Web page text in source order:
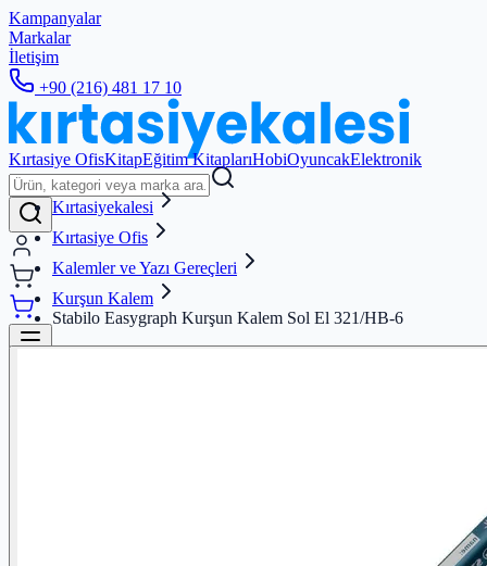
Kampanyalar
Markalar
İletişim
+90 (216) 481 17 10
Kırtasiye OfisKitapEğitim KitaplarıHobiOyuncakElektronik
Kırtasiyekalesi
Kırtasiye Ofis
Kalemler ve Yazı Gereçleri
Kurşun Kalem
Stabilo Easygraph Kurşun Kalem Sol El 321/HB-6